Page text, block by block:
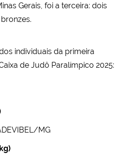
Gerais, foi a terceira: dois
individuais da primeira
de Judô Paralímpico 2025:
MG